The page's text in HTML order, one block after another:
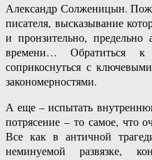
Александр Солженицын.
писателя, высказывание
и пронзительно,
времени… Обратиться
соприкоснуться с
закономерностями.
А еще – испытать
потрясение – то самое, что
Все как в античной
неминуемой развязке,